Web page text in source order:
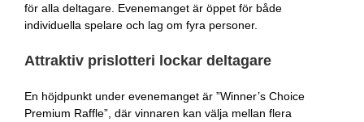
för alla deltagare. Evenemanget är öppet för både
individuella spelare och lag om fyra personer.
Attraktiv prislotteri lockar deltagare
En höjdpunkt under evenemanget är ”Winner’s Choice
Premium Raffle”, där vinnaren kan välja mellan flera